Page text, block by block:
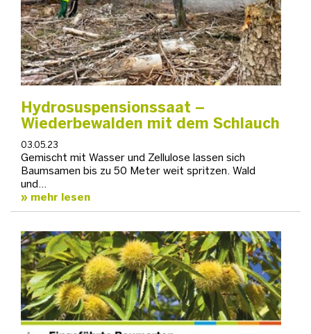
Hydrosuspensionssaat –
Wiederbewalden mit dem Schlauch
03.05.23
Gemischt mit Wasser und Zellulose lassen sich
Baumsamen bis zu 50 Meter weit spritzen. Wald
und…
mehr lesen